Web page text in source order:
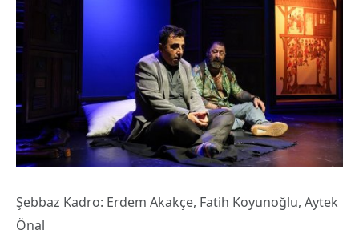
Şebbaz Kadro: Erdem Akakçe, Fatih Koyunoğlu, Aytek
Önal